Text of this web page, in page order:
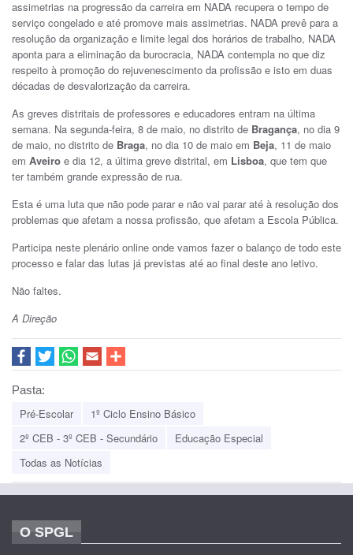
assimetrias na progressão da carreira em NADA recupera o tempo de
serviço congelado e até promove mais assimetrias. NADA prevê para a
resolução da organização e limite legal dos horários de trabalho, NADA
aponta para a eliminação da burocracia, NADA contempla no que diz
respeito à promoção do rejuvenescimento da profissão e isto em duas
décadas de desvalorização da carreira.
As greves distritais de professores e educadores entram na última
semana. Na segunda-feira, 8 de maio, no distrito de Bragança, no dia 9
de maio, no distrito de Braga, no dia 10 de maio em Beja, 11 de maio
em Aveiro e dia 12, a última greve distrital, em Lisboa, que tem que
ter também grande expressão de rua.
Esta é uma luta que não pode parar e não vai parar até à resolução dos
problemas que afetam a nossa profissão, que afetam a Escola Pública.
Participa neste plenário online onde vamos fazer o balanço de todo este
processo e falar das lutas já previstas até ao final deste ano letivo.
Não faltes.
A Direção
Pasta:
Pré-Escolar
1º Ciclo Ensino Básico
2º CEB - 3º CEB - Secundário
Educação Especial
Todas as Notícias
O SPGL